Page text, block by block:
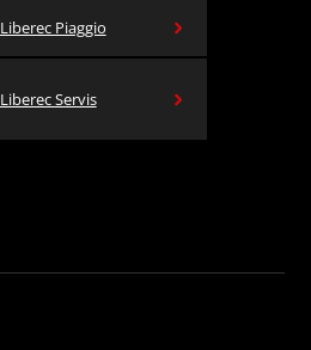
Liberec Piaggio
Liberec Servis